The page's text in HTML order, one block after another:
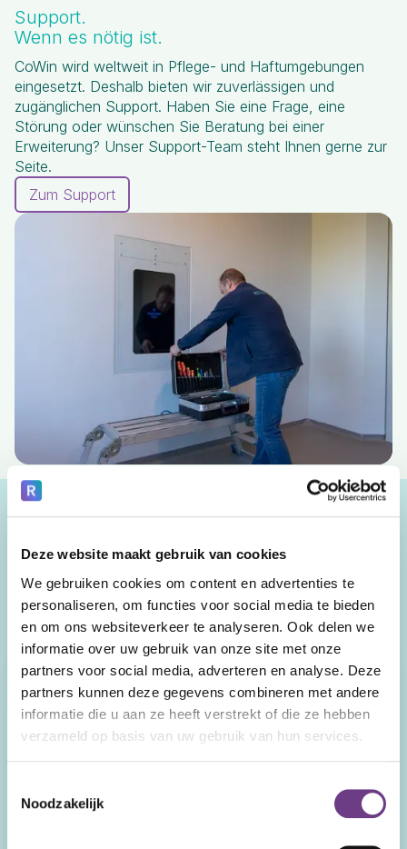
Deze website maakt gebruik van cookies
We gebruiken cookies om content en advertenties te
personaliseren, om functies voor social media te bieden
en om ons websiteverkeer te analyseren. Ook delen we
informatie over uw gebruik van onze site met onze
partners voor social media, adverteren en analyse. Deze
partners kunnen deze gegevens combineren met andere
informatie die u aan ze heeft verstrekt of die ze hebben
verzameld op basis van uw gebruik van hun services.
Noodzakelijk
Support.
Wenn es nötig ist.
CoWin wird weltweit in Pflege- und Haftumgebungen
eingesetzt. Deshalb bieten wir zuverlässigen und
zugänglichen Support. Haben Sie eine Frage, eine
Störung oder wünschen Sie Beratung bei einer
Erweiterung? Unser Support-Team steht Ihnen gerne zur
Seite.
Zum Support
Unsere Servicemodelle.
Vergleichen Sie.
On Demand Garantiert
Kosten
Pay as you go. Keine
festen monatlichen oder
jährlichen Kosten.
Festbetrag pro CoWin.
Staffelpreise bei größeren
Nicht inbegriffen. Jedoch
Inbegriffen. Inklusive Reise